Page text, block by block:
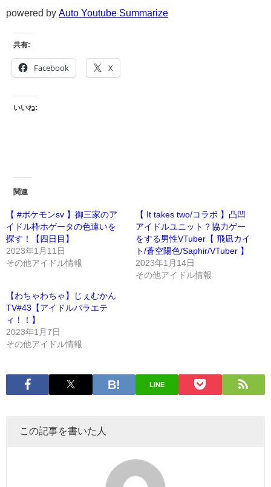
powered by Auto Youtube Summarize
共有:
Facebook X
いいね:
関連
【 #ポケモンsv 】御三家のア
イドル枠ホゲータの色違いを
探す！【四日目】
2023年1月11日
その他アイドル情報
【 It takes two/コラボ 】凸凹
アイドルユニット？協力ゲー
をする男性VTuber【 飛凪カイ
ト/蒼空陽色/Saphir/VTuber 】
2023年1月14日
その他アイドル情報
【わちゃわちゃ】じぇむかん
TV#43【アイドルバラエテ
ィ！！】
2023年1月7日
その他アイドル情報
LINE
この記事を書いた人